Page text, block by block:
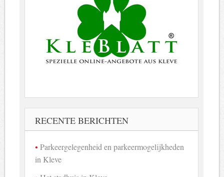
RECENTE BERICHTEN
Parkeergelegenheid en parkeermogelijkheden
in Kleve